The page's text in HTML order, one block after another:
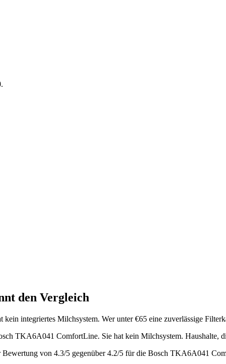
den Vergleich
kein integriertes Milchsystem. Wer unter €65 eine zuverlässige
TKA6A041 ComfortLine. Sie hat kein Milchsystem. Haushalte,
Bewertung von 4.3/5 gegenüber4.2/5 für die Bosch TKA6A041